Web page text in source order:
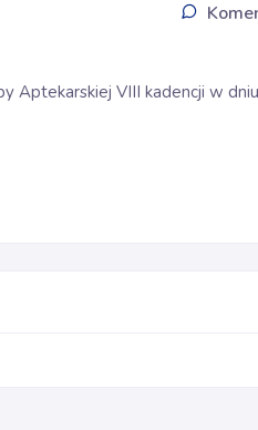
Aptekarskiej VIII kadencji w